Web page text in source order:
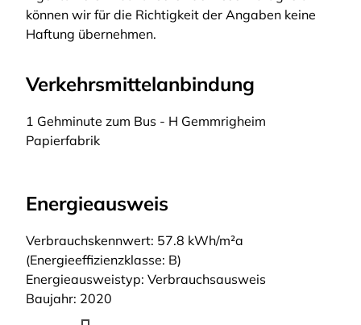
können wir für die Richtigkeit der Angaben keine
Haftung übernehmen.
Verkehrsmittelanbindung
1 Gehminute zum Bus - H Gemmrigheim
Papierfabrik
Energieausweis
Verbrauchskennwert: 57.8 kWh/m²a
(Energieeffizienzklasse: B)
Energieausweistyp: Verbrauchsausweis
Baujahr: 2020